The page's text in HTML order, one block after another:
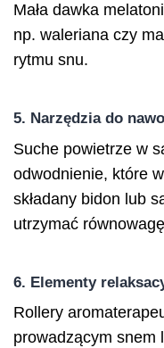
Mała dawka
np. waleriana czy
rytmu snu.
5. Narzędzia do
Suche powietrze w
odwodnienie, które
składany bidon lub
utrzymać
6. Elementy
Rollery
prowadzącym snem